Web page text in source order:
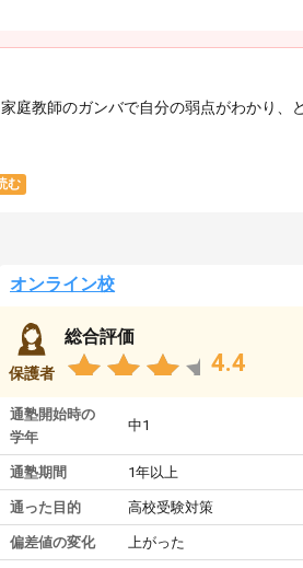
庭教師のガンバで自分の弱点がわかり、
む
オンライン校
保護者
総合評価
4.4
通塾開始時の
学年
中1
通塾期間 1年以上
通った目的 高校受験対策
偏差値の変化 上がった